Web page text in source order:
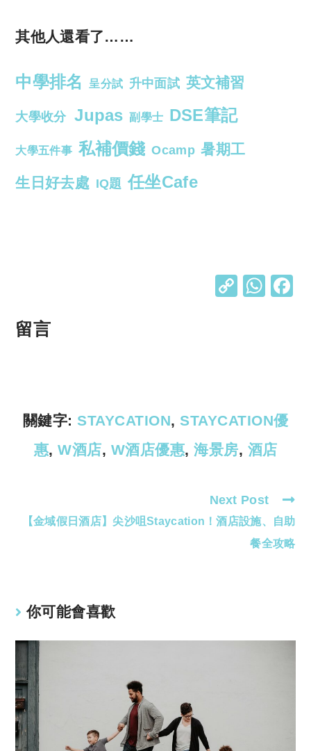
其他人還看了……
中學排名 呈分試 升中面試 英文補習
大學收分 Jupas 副學士 DSE筆記
大學五件事 私補價錢 Ocamp 暑期工
生日好去處 IQ題 任坐Cafe
C
k
W
p
留言
關鍵字: STAYCATION, STAYCATION優
惠, W酒店, W酒店優惠, 海景房, 酒店
more
Next Post
【金域假日酒店】尖沙咀Staycation！酒店設施、自助
餐全攻略
你可能會喜歡